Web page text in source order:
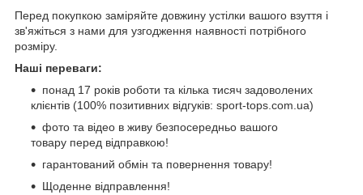
Перед покупкою заміряйте довжину устілки вашого взуття і
зв'яжіться з нами для узгодження наявності потрібного
розміру.
Наші переваги:
понад 17 років роботи та кілька тисяч задоволених
клієнтів (100% позитивних відгуків: sport-tops.com.ua)
фото та відео в живу безпосередньо вашого
товару перед відправкою!
гарантований обмін та повернення товару!
Щоденне відправлення!